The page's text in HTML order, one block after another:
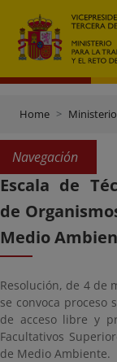
Home
Navegación
Escala de
de
Medio
Resolución, de 4 de
se convoca proceso
de acceso libre y
Facultativos
de Medio Ambiente.